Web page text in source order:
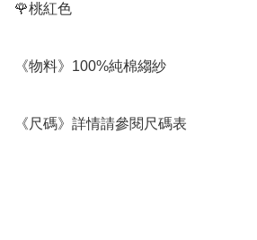
🌹桃紅色
《物料》100%純棉縐紗
《尺碼》詳情請參閱尺碼表